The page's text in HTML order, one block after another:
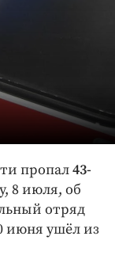
пропал43-
8 июля, об
отряд
июня ушёл из